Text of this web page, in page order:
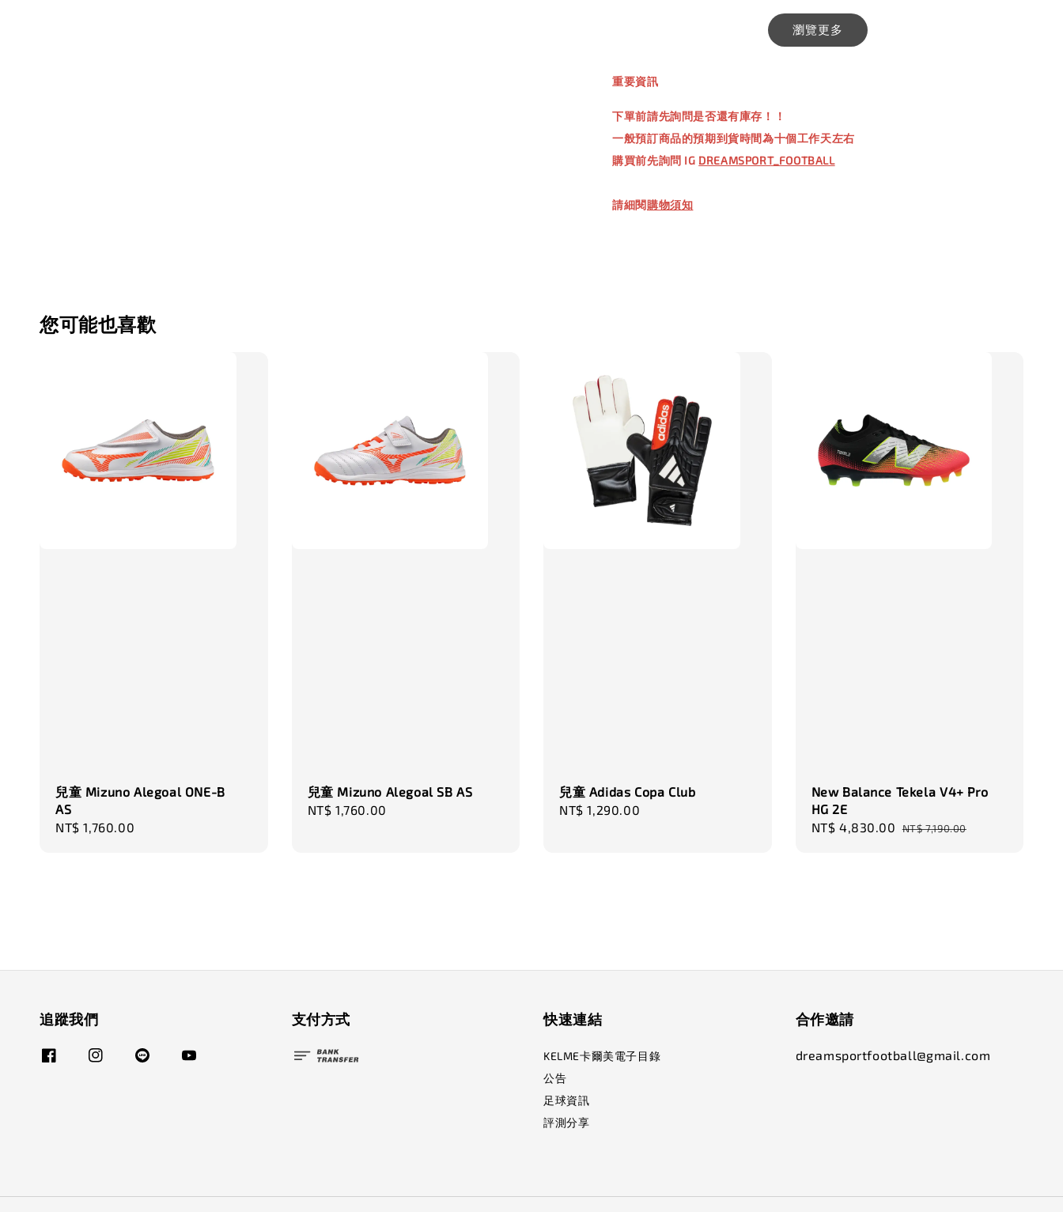
INXTINCT 生活日用
NT$ 660.00
瀏覽更多
重要資訊
下單前請先詢問是否還有庫存！！
一般預訂商品的預期到貨時間為十個工作天左右
購買前先詢問 IG DREAMSPORT_FOOTBALL
請細閱購物須知
您可能也喜歡
兒童 Mizuno Alegoal ONE-B
AS
Regular
NT$ 1,760.00
兒童 Mizuno Alegoal SB AS
Regular
NT$ 1,760.00
兒童 Adidas Copa Club
Regular
NT$ 1,290.00
New Balance Tekela V4+ Pro
HG 2E
Sale
NT$ 4,830.00 Regular
NT$ 7,190.00
追蹤我們 支付方式 快速連結
KELME卡爾美電子目錄
公告
足球資訊
評測分享
合作邀請
dreamsportfootball@gmail.com